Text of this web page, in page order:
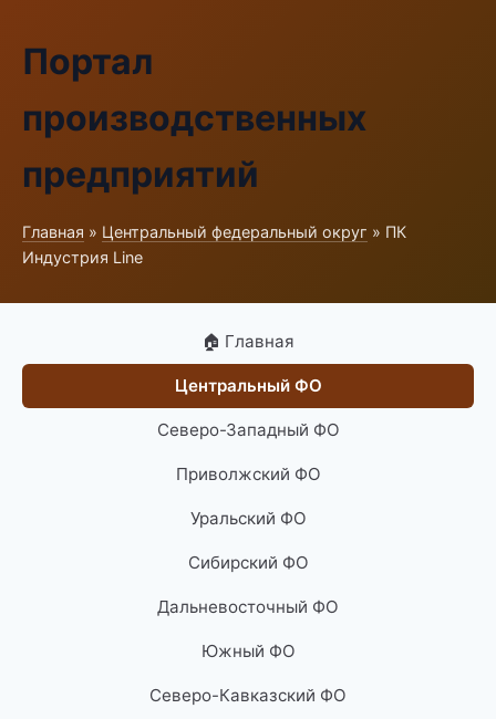
Портал
производственных
предприятий
Главная » Центральный федеральный округ » ПК
Индустрия Line
🏠 Главная
Центральный ФО
Северо-Западный ФО
Приволжский ФО
Уральский ФО
Сибирский ФО
Дальневосточный ФО
Южный ФО
Северо-Кавказский ФО